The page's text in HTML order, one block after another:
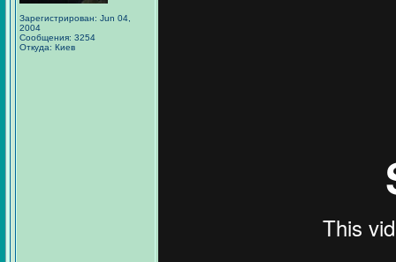
Зарегистрирован: Jun 04,
2004
Сообщения: 3254
Откуда: Киев